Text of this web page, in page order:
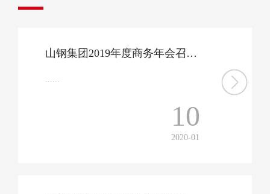
山钢集团2019年度商务年会召开，国内外80余家战略客户携手打造安全高效钢铁产业生态圈
......
10
2020-01